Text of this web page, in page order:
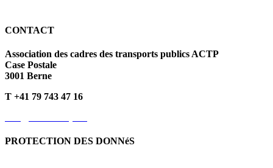
CONTACT
Association des cadres des transports publics ACTP
Case Postale
3001 Berne
T +41 79 743 47 16
PROTECTION DES DONNéS